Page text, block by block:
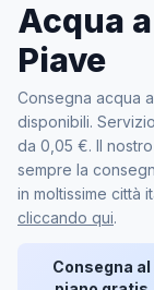
Acqua
Piave
Consegna acqua
disponibili.
da 0,05 €. Il
sempre la
in moltissime città
cliccando qui.
Consegna al